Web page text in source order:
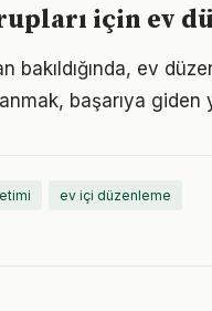
için ev
bakıldığında, ev
başarıya giden
ev içi düzenleme